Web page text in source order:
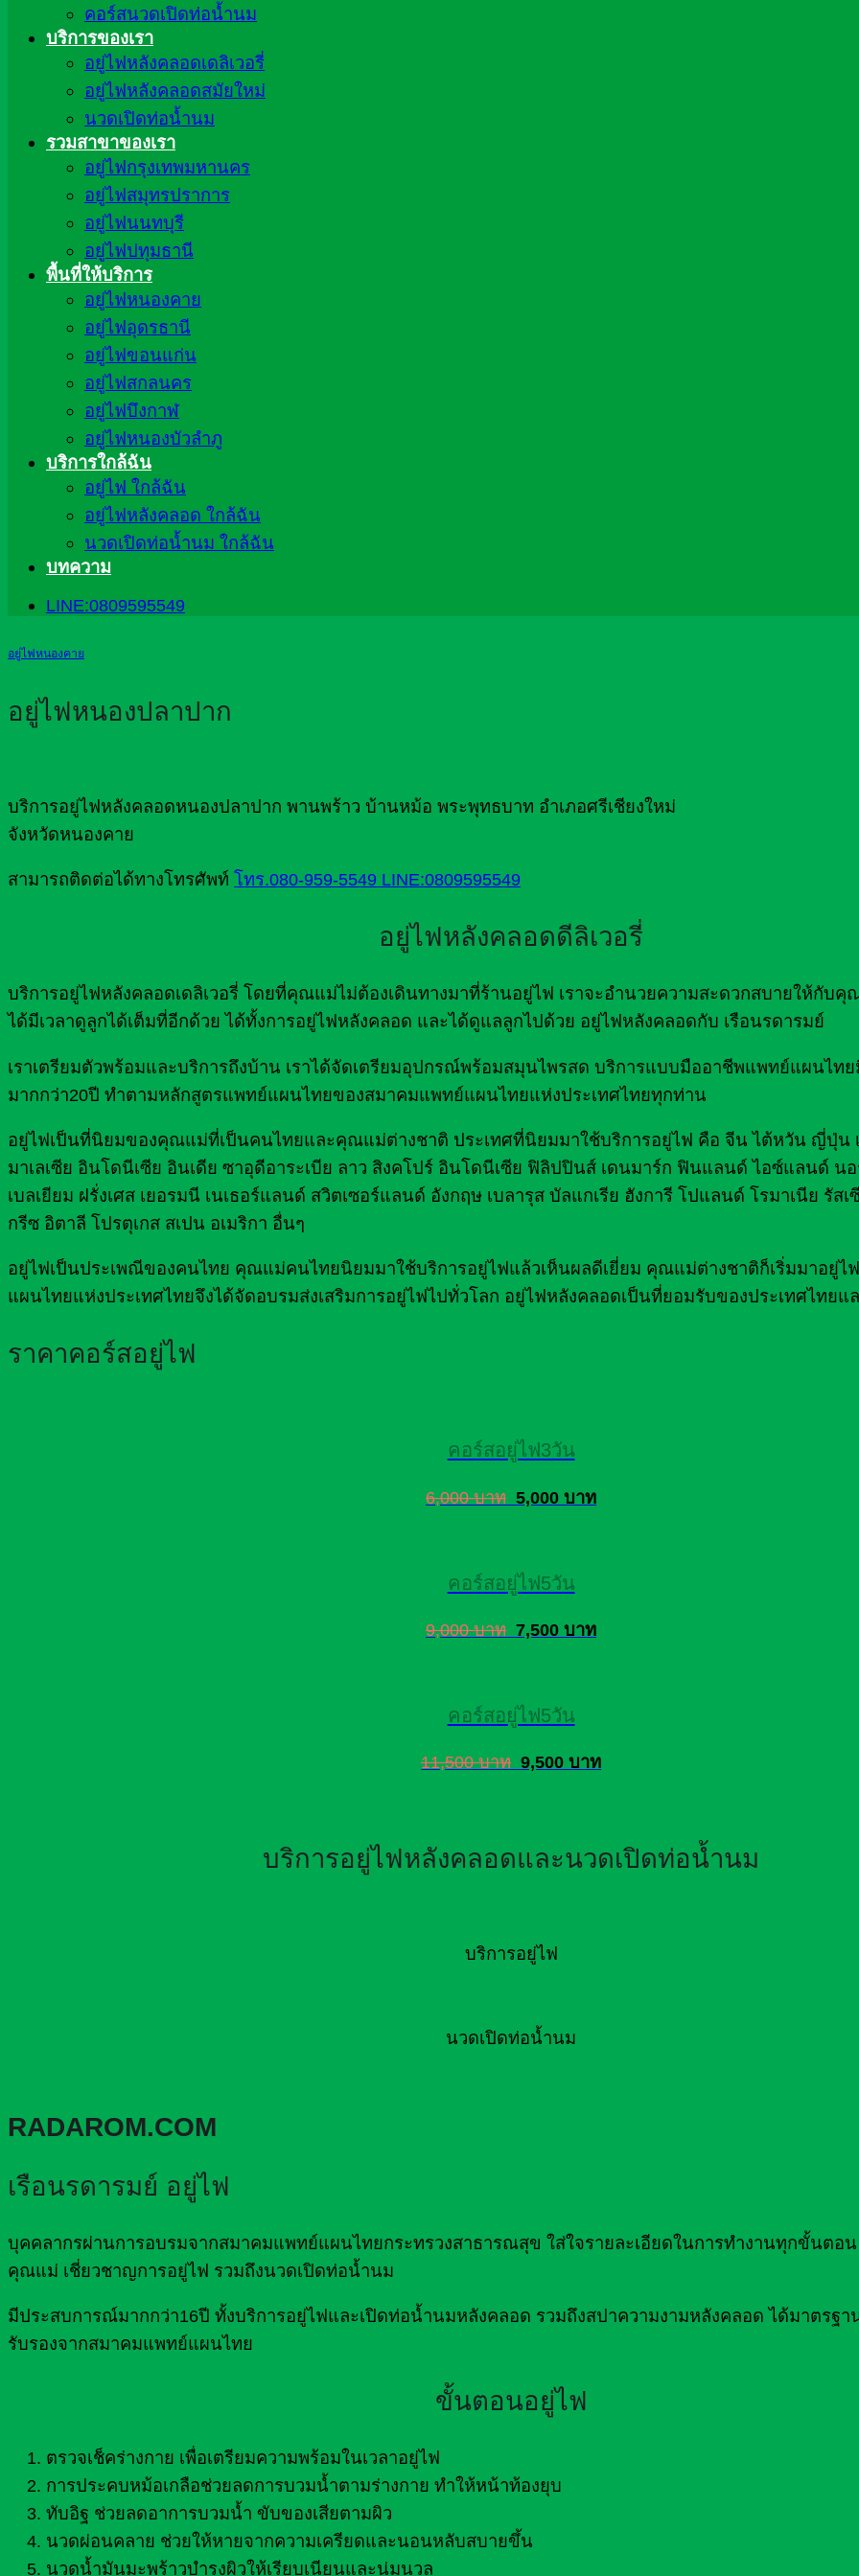
คอร์สนวดเปิดท่อน้ำนม
บริการของเรา
อยู่ไฟหลังคลอดเดลิเวอรี่
อยู่ไฟหลังคลอดสมัยใหม่
นวดเปิดท่อน้ำนม
รวมสาขาของเรา
อยู่ไฟกรุงเทพมหานคร
อยู่ไฟสมุทรปราการ
อยู่ไฟนนทบุรี
อยู่ไฟปทุมธานี
พื้นที่ให้บริการ
อยู่ไฟหนองคาย
อยู่ไฟอุดรธานี
อยู่ไฟขอนแก่น
อยู่ไฟสกลนคร
อยู่ไฟบึงกาฬ
อยู่ไฟหนองบัวลำภู
บริการใกล้ฉัน
อยู่ไฟ ใกล้ฉัน
อยู่ไฟหลังคลอด ใกล้ฉัน
นวดเปิดท่อน้ำนม ใกล้ฉัน
บทความ
LINE:0809595549
อยู่ไฟหนองคาย
อยู่ไฟหนองปลาปาก
บริการอยู่ไฟหลังคลอดหนองปลาปาก พานพร้าว บ้านหม้อ พระพุทธบาท อำเภอศรีเชียงใหม่
จังหวัดหนองคาย
สามารถติดต่อได้ทางโทรศัพท์ โทร.080-959-5549 LINE:0809595549
อยู่ไฟหลังคลอดดีลิเวอรี่
บริการอยู่ไฟหลังคลอดเดลิเวอรี่ โดยที่คุณแม่ไม่ต้องเดินทางมาที่ร้านอยู่ไฟ เราจะอำนวยความสะดวกสบายให้กับ
ได้มีเวลาดูลูกได้เต็มที่อีกด้วย ได้ทั้งการอยู่ไฟหลังคลอด และได้ดูแลลูกไปด้วย อยู่ไฟหลังคลอดกับ เรือนรดารมย์
เราเตรียมตัวพร้อมและบริการถึงบ้าน เราได้จัดเตรียมอุปกรณ์พร้อมสมุนไพรสด บริการแบบมืออาชีพแพทย์แผนไท
มากกว่า20ปี ทำตามหลักสูตรแพทย์แผนไทยของสมาคมแพทย์แผนไทยแห่งประเทศไทยทุกท่าน
อยู่ไฟเป็นที่นิยมของคุณแม่ที่เป็นคนไทยและคุณแม่ต่างชาติ ประเทศที่นิยมมาใช้บริการอยู่ไฟ คือ จีน ไต้หวัน ญี่ปุ่น
มาเลเซีย อินโดนีเซีย อินเดีย ซาอุดีอาระเบีย ลาว สิงคโปร์ อินโดนีเซีย ฟิลิปปินส์ เดนมาร์ก ฟินแลนด์ ไอซ์แลนด์ นอ
เบลเยียม ฝรั่งเศส เยอรมนี เนเธอร์แลนด์ สวิตเซอร์แลนด์ อังกฤษ เบลารุส บัลแกเรีย ฮังการี โปแลนด์ โรมาเนีย รัสเ
กรีซ อิตาลี โปรตุเกส สเปน อเมริกา อื่นๆ
อยู่ไฟเป็นประเพณีของคนไทย คุณแม่คนไทยนิยมมาใช้บริการอยู่ไฟแล้วเห็นผลดีเยี่ยม คุณแม่ต่างชาติก็เริ่มมาอยู่
แผนไทยแห่งประเทศไทยจึงได้จัดอบรมส่งเสริมการอยู่ไฟไปทั่วโลก อยู่ไฟหลังคลอดเป็นที่ยอมรับของประเทศไทยแ
ราคาคอร์สอยู่ไฟ
คอร์สอยู่ไฟ3วัน
6,000 บาท 5,000 บาท
คอร์สอยู่ไฟ5วัน
9,000 บาท 7,500 บาท
คอร์สอยู่ไฟ5วัน
11,500 บาท 9,500 บาท
บริการอยู่ไฟหลังคลอดและนวดเปิดท่อน้ำนม
บริการอยู่ไฟ
นวดเปิดท่อน้ำนม
RADAROM.COM
เรือนรดารมย์ อยู่ไฟ
บุคคลากรผ่านการอบรมจากสมาคมแพทย์แผนไทยกระทรวงสาธารณสุข ใส่ใจรายละเอียดในการทำงานทุกขั้นตอ
คุณแม่ เชี่ยวชาญการอยู่ไฟ รวมถึงนวดเปิดท่อน้ำนม
มีประสบการณ์มากกว่า16ปี ทั้งบริการอยู่ไฟและเปิดท่อน้ำนมหลังคลอด รวมถึงสปาความงามหลังคลอด ได้มาตรฐา
รับรองจากสมาคมแพทย์แผนไทย
ขั้นตอนอยู่ไฟ
ตรวจเช็คร่างกาย เพื่อเตรียมความพร้อมในเวลาอยู่ไฟ
การประคบหม้อเกลือช่วยลดการบวมน้ำตามร่างกาย ทำให้หน้าท้องยุบ
ทับอิฐ ช่วยลดอาการบวมน้ำ ขับของเสียตามผิว
นวดผ่อนคลาย ช่วยให้หายจากความเครียดและนอนหลับสบายขึ้น
นวดน้ำมันมะพร้าวบำรุงผิวให้เรียบเนียนและนุ่มนวล